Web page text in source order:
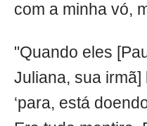
com a minha vó,
"Quando eles
Juliana, sua irmã]
‘para, está